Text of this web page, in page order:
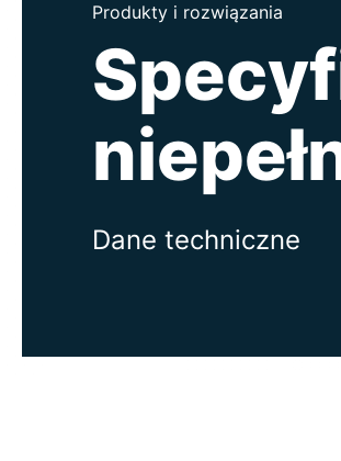
Azja i Pacyfik
Ameryka
Produkty i rozwiązania
Dane techniczne